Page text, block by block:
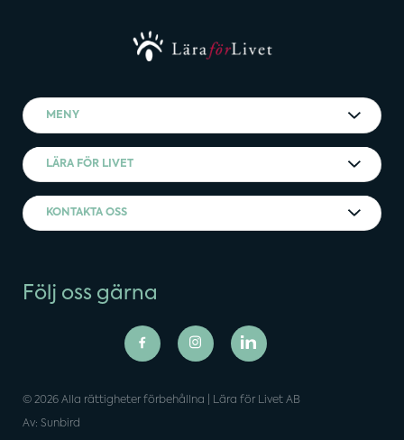
MENY
LÄRA FÖR LIVET
KONTAKTA OSS
Följ oss gärna
© 2026 Alla rättigheter förbehållna | Lära för Livet AB
Av: Sunbird